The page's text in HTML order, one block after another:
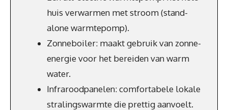
huis verwarmen met stroom (stand-
alone warmtepomp).
Zonneboiler: maakt gebruik van zonne-
energie voor het bereiden van warm
water.
Infraroodpanelen: comfortabele lokale
stralingswarmte die prettig aanvoelt.